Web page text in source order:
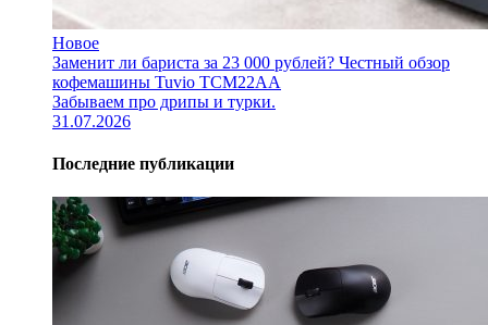
Новое
Заменит ли бариста за 23 000 рублей? Честный обзор
кофемашины Tuvio TCM22AA
Забываем про дрипы и турки.
31.07.2026
Последние публикации